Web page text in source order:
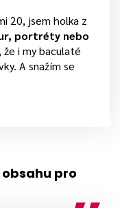
20, jsem holka z
portréty nebo
že i my baculaté
A snažím se
pro